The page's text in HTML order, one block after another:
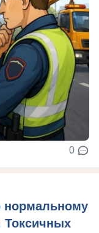
0
нормальному
Токсичных